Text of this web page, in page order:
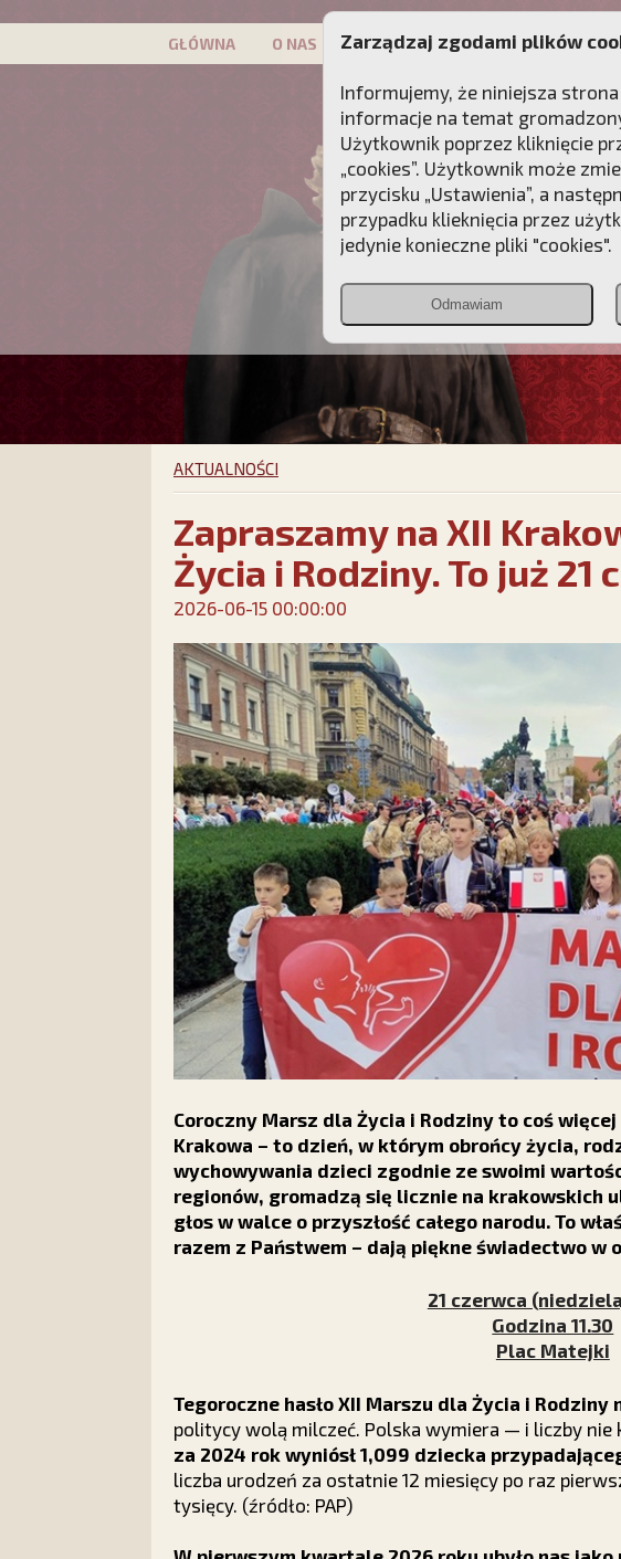
GŁÓWNA O NAS PATRON KAMPANIE DLA
AKTUALNOŚCI
Zapraszamy na XII
Życia i Rodziny. To już 21
2026-06-15 00:00:00
Coroczny Marsz dla Życia i Rodziny to coś
Krakowa – to dzień, w którym obrońcy życia,
wychowywania dzieci zgodnie ze swoimi
regionów, gromadzą się licznie na krakowskich
głos w walce o przyszłość całego narodu. To
razem z Państwem – dają piękne świadectwo w
21 czerwca
Godzina 11.30
Plac Matejki
Tegoroczne hasło XII Marszu dla Życia i Rodziny
politycy wolą milczeć. Polska wymiera — i liczby nie
za 2024 rok wyniósł 1,099 dziecka
liczba urodzeń za ostatnie 12 miesięcy po raz
tysięcy. (źródło: PAP)
Zarządzaj zgodami plików
Informujemy, że niniejsza
informacje na temat
Użytkownik poprzez kliknięcie
„cookies”. Użytkownik może
przycisku „Ustawienia”, a
przypadku klieknięcia przez
jedynie konieczne pliki "cookies".
Odmawiam